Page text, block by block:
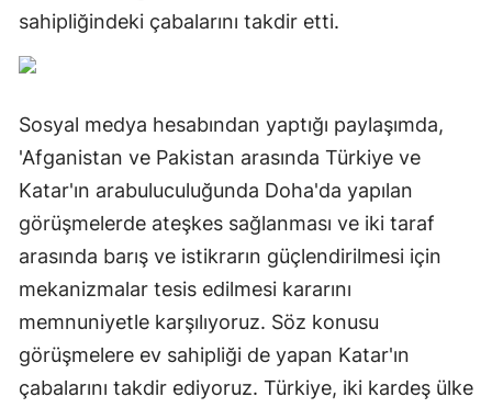
sahipliğindeki çabalarını takdir etti.
Sosyal medya hesabından yaptığı paylaşımda,
'Afganistan ve Pakistan arasında Türkiye ve
Katar'ın arabuluculuğunda Doha'da yapılan
görüşmelerde ateşkes sağlanması ve iki taraf
arasında barış ve istikrarın güçlendirilmesi için
mekanizmalar tesis edilmesi kararını
memnuniyetle karşılıyoruz. Söz konusu
görüşmelere ev sahipliği de yapan Katar'ın
çabalarını takdir ediyoruz. Türkiye, iki kardeş ülke